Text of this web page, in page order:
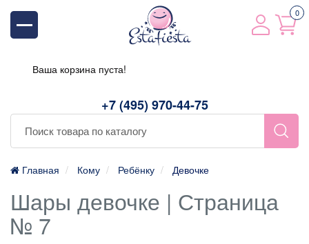
+7 (495) 970-44-75
0
Ваша корзина пуста!
Главная Кому Ребёнку Девочке
Шары девочке | Страница
№ 7